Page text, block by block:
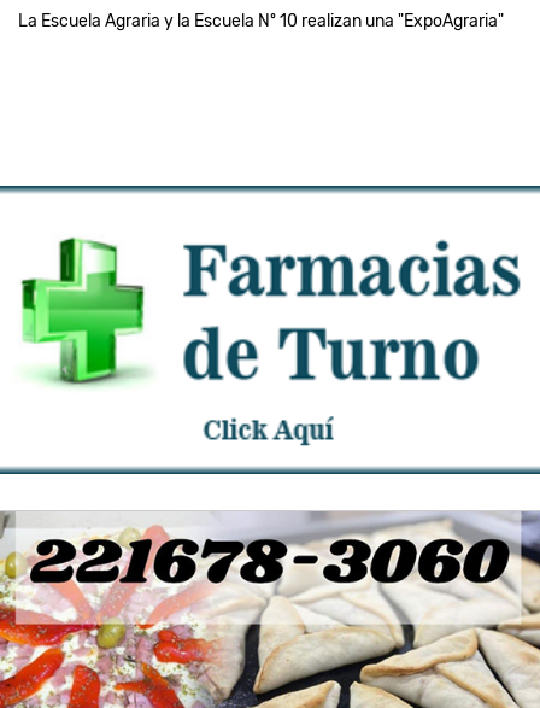
La Escuela Agraria y la Escuela Nº 10 realizan una "ExpoAgraria"